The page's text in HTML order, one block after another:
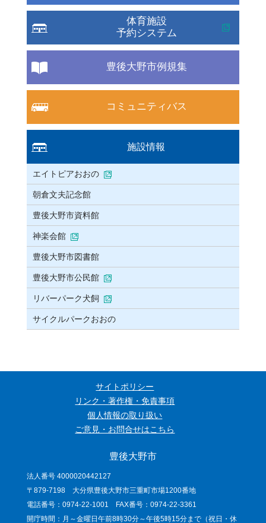
体育施設
予約システム
豊後大野市例規集
コミュニティバス
施設情報
エイトピアおおの
朝倉文夫記念館
豊後大野市資料館
神楽会館
豊後大野市図書館
豊後大野市公民館
リバーパーク犬飼
サイクルパークおおの
サイトポリシー
リンク・著作権・免責事項
個人情報の取り扱い
ご意見・お問合せはこちら
豊後大野市
法人番号 4000020442127
〒879-7198 大分県豊後大野市三重町市場1200番地
電話番号：0974-22-1001 FAX番号：0974-22-3361
開庁時間：月～金曜日午前8時30分～午後5時15分まで（祝日・休